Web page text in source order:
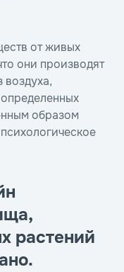
от живых
они производят
воздуха,
образом
растений